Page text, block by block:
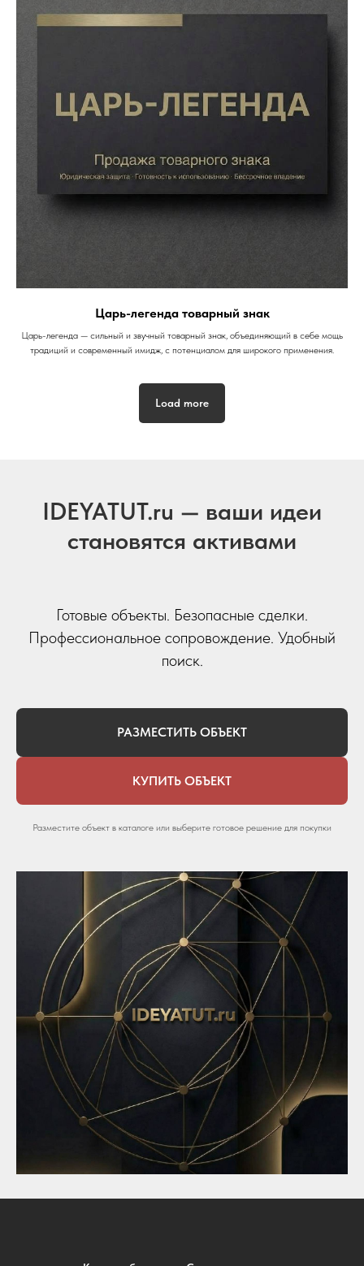
Царь-легенда товарный знак
Царь-легенда — сильный и звучный товарный знак, объединяющий в себе мощь
традиций и современный имидж, с потенциалом для широкого применения.
Load more
IDEYATUT.ru — ваши идеи
становятся активами
Готовые объекты. Безопасные сделки.
Профессиональное сопровождение. Удобный
поиск.
РАЗМЕСТИТЬ ОБЪЕКТ
КУПИТЬ ОБЪЕКТ
Разместите объект в каталоге или выберите готовое решение для покупки